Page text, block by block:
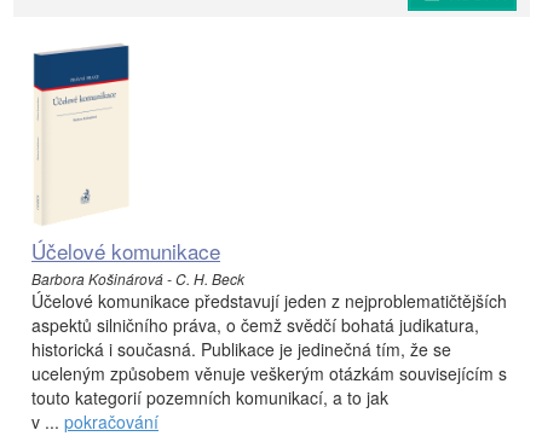
Účelové komunikace
Barbora Košinárová - C. H. Beck
Účelové komunikace představují jeden z nejproblematičtějších
aspektů silničního práva, o čemž svědčí bohatá judikatura,
historická i současná. Publikace je jedinečná tím, že se
uceleným způsobem věnuje veškerým otázkám souvisejícím s
touto kategorií pozemních komunikací, a to jak
v ... pokračování